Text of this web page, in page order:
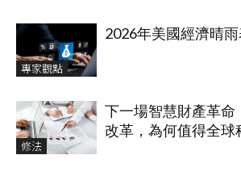
專家觀點
2026年美國經濟晴
修法
下一場智慧財產革命
改革，為何值得全球